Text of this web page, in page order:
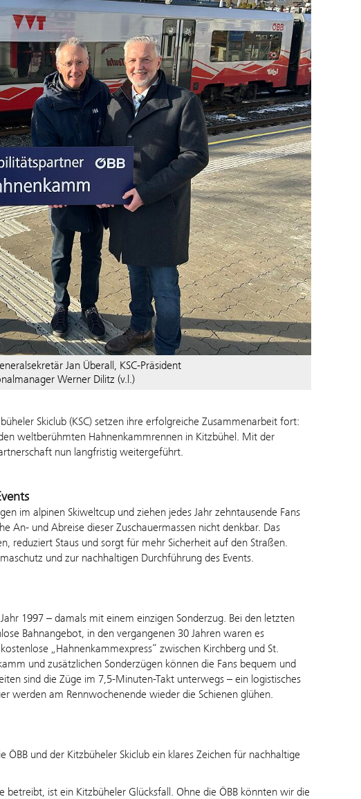
Jan Überall, KSC-Präsident
Werner Dilitz (v.l.)
Skiclub (KSC) setzen ihre erfolgreiche Zusammenarbeit fort:
weltberühmten Hahnenkammrennen in Kitzbühel. Mit der
nun langfristig weitergeführt.
im alpinen Skiweltcup und ziehen jedes Jahr zehntausende Fans
An- und Abreise dieser Zuschauermassen nicht denkbar. Das
reduziert Staus und sorgt für mehr Sicherheit auf den Straßen.
und zur nachhaltigen Durchführung des Events.
1997 – damals mit einem einzigen Sonderzug. Bei den letzten
Bahnangebot, in den vergangenen 30 Jahren waren es
„Hahnenkammexpress“ zwischen Kirchberg und St.
und zusätzlichen Sonderzügen können die Fans bequem und
sind die Züge im 7,5-Minuten-Takt unterwegs – ein logistisches
werden am Rennwochenende wieder die Schienen glühen.
und der Kitzbüheler Skiclub ein klares Zeichen für nachhaltige
ist ein Kitzbüheler Glücksfall. Ohne die ÖBB könnten wir die